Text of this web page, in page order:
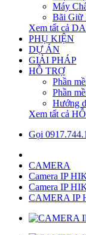
Máy
Bãi Giữ
Xem tất cả
PHỤ KIỆN
DỰ ÁN
GIẢI PHÁP
HỖ TRỢ
Phần
Phần
Hướng
Xem tất cả
Gọi
CAMERA
Camera IP
Camera IP
CAMERA IP